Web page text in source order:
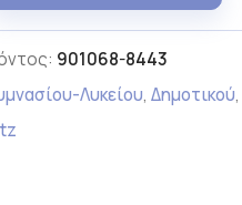
901068-8443
Λυκείου, Δημοτικού,